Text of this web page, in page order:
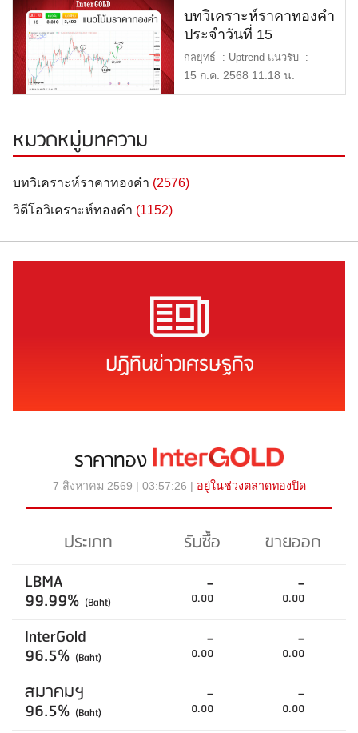
บทวิเคราะห์ราคาทองคำ
ประจำวันที่ 15
กรกฎาคม 2568
กลยุทธ์ : Uptrend แนวรับ :
$3,310 หรือ 51,000 บาท […]
15 ก.ค. 2568 11.18 น.
หมวดหมู่บทความ
บทวิเคราะห์ราคาทองคำ (2576)
วิดีโอวิเคราะห์ทองคำ (1152)
ปฏิทินข่าวเศรษฐกิจ
ราคาทอง
7 สิงหาคม 2569 | 03:57:26 | อยู่ในช่วงตลาดทองปิด
ประเภท รับซื้อ
ขายออก
LBMA
99.99% (Baht)
-
0.00
-
0.00
InterGold
96.5% (Baht)
-
0.00
-
0.00
สมาคมฯ
96.5% (Baht)
-
0.00
-
0.00